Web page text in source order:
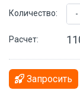
Количество: -
Расчет:
Запросить